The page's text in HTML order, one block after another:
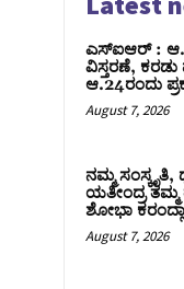
ಎಸ್‌ಐಆರ್‌ :
ವಿಸ್ತರಣೆ,
ಆ.24ರಂದು
August 7, 2026
ನಮ್ಮ
ಯತೀಂದ್ರ
ಶೋಭಾ
August 7, 2026